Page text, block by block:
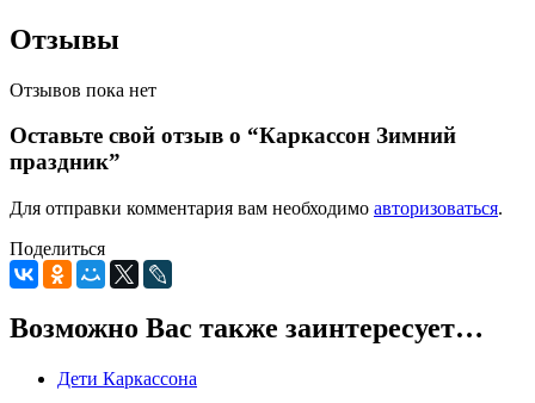
Отзывы
Отзывов пока нет
Оставьте свой отзыв о “Каркассон Зимний
праздник”
Для отправки комментария вам необходимо авторизоваться.
Поделиться
Возможно Вас также заинтересует…
Дети Каркассона